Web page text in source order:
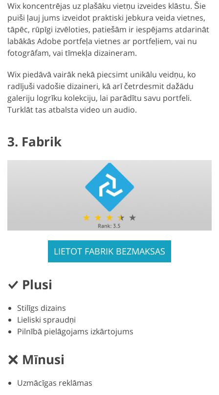
Wix koncentrējas uz plašāku vietņu izveides klāstu. Šie
puiši ļauj jums izveidot praktiski jebkura veida vietnes,
tāpēc, rūpīgi izvēloties, patiešām ir iespējams atdarināt
labākās Adobe portfeļa vietnes ar portfeļiem, vai nu
fotogrāfam, vai tīmekļa dizaineram.
Wix piedāvā vairāk nekā piecsimt unikālu veidņu, ko
radījuši vadošie dizaineri, kā arī četrdesmit dažādu
galeriju logrīku kolekciju, lai parādītu savu portfeli.
Turklāt tas atbalsta video un audio.
3. Fabrik
LIETOT FABRIK BEZMAKSAS
Plusi
Stilīgs dizains
Lieliski spraudņi
Pilnībā pielāgojams izkārtojums
Mīnusi
Uzmācīgas reklāmas